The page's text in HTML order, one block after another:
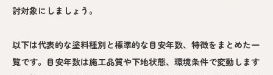
討対象にしましょう。
以下は代表的な塗料種別と標準的な目安年数、特徴をまとめた一
覧です。目安年数は施工品質や下地状態、環境条件で変動します